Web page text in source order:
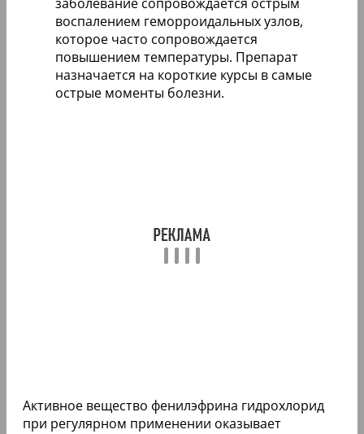
воспалением геморроидальных узлов,
которое часто сопровождается
повышением температуры. Препарат
назначается на короткие курсы в самые
острые моменты болезни.
Активное вещество фенилэфрина гидрохлорид
при регулярном применении оказывает